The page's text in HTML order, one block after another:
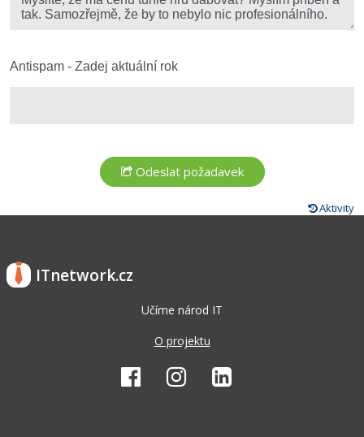
Kybernetická bezpečnost
Antispam - Zadej aktuální rok
Aktivity
ITnetwork.cz
Učíme národ IT
O projektu